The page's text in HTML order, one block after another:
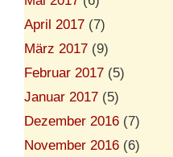
April 2017 (7)
März 2017 (9)
Februar 2017 (5)
Januar 2017 (5)
Dezember 2016 (7)
November 2016 (6)